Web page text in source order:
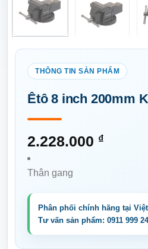
Êtô 8 inch 200mm
2.228.000 ₫
Thân gang